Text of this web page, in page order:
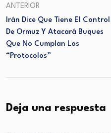
ANTERIOR
Irán Dice Que Tiene El Control
De Ormuz Y Atacará Buques
Que No Cumplan Los
“protocolos”
Deja una respuesta